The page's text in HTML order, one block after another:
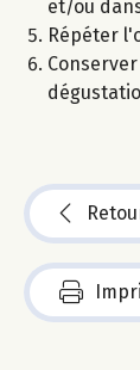
et/ou
Répéter